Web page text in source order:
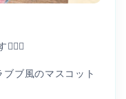
ブ風のマスコット